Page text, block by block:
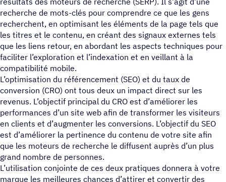
recherche de mots-clés pour comprendre ce que les gens
recherchent, en optimisant les éléments de la page tels que
les titres et le contenu, en créant des signaux externes tels
que les liens retour, en abordant les aspects techniques pour
faciliter l’exploration et l’indexation et en veillant à la
compatibilité mobile.
L’optimisation du référencement (SEO) et du taux de
conversion (CRO) ont tous deux un impact direct sur les
revenus. L’objectif principal du CRO est d’améliorer les
performances d’un site web afin de transformer les visiteurs
en clients et d’augmenter les conversions. L’objectif du SEO
est d’améliorer la pertinence du contenu de votre site afin
que les moteurs de recherche le diffusent auprès d’un plus
grand nombre de personnes.
L’utilisation conjointe de ces deux pratiques donnera à votre
marque les meilleures chances d’attirer et convertir des